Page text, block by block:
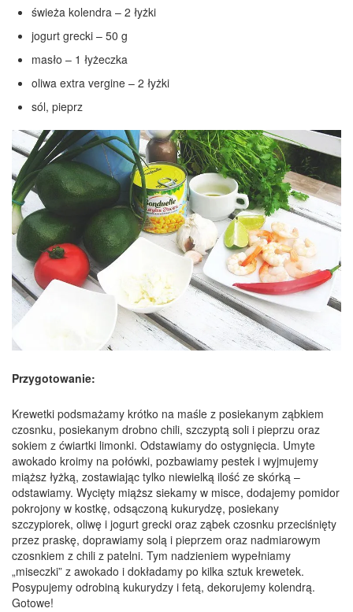
świeża kolendra – 2 łyżki
jogurt grecki – 50 g
masło – 1 łyżeczka
oliwa extra vergine – 2 łyżki
sól, pieprz
Przygotowanie:
Krewetki podsmażamy krótko na maśle z posiekanym ząbkiem
czosnku, posiekanym drobno chili, szczyptą soli i pieprzu oraz
sokiem z ćwiartki limonki. Odstawiamy do ostygnięcia. Umyte
awokado kroimy na połówki, pozbawiamy pestek i wyjmujemy
miąższ łyżką, zostawiając tylko niewielką ilość ze skórką –
odstawiamy. Wycięty miąższ siekamy w misce, dodajemy pomidor
pokrojony w kostkę, odsączoną kukurydzę, posiekany
szczypiorek, oliwę i jogurt grecki oraz ząbek czosnku przeciśnięty
przez praskę, doprawiamy solą i pieprzem oraz nadmiarowym
czosnkiem z chili z patelni. Tym nadzieniem wypełniamy
„miseczki” z awokado i dokładamy po kilka sztuk krewetek.
Posypujemy odrobiną kukurydzy i fetą, dekorujemy kolendrą.
Gotowe!